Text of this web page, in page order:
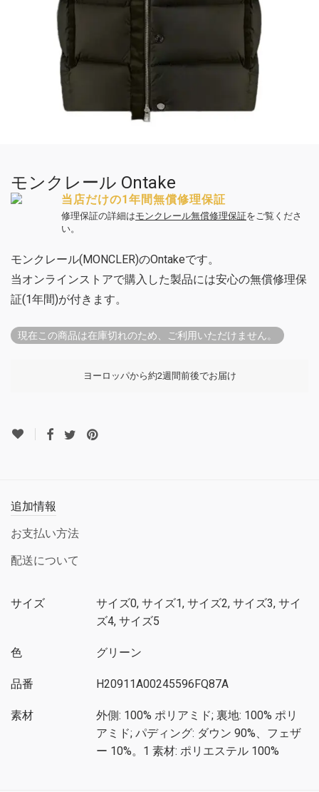
モンクレール Ontake
当店だけの1年間無償修理保証
修理保証の詳細はモンクレール無償修理保証をご覧くださ
い。
モンクレール(MONCLER)のOntakeです。
当オンラインストアで購入した製品には安心の無償修理保
証(1年間)が付きます。
現在この商品は在庫切れのため、ご利用いただけません。
ヨーロッパから約2週間前後でお届け
追加情報
お支払い方法
配送について
サイズ
サイズ0, サイズ1, サイズ2, サイズ3, サイ
ズ4, サイズ5
色 グリーン
品番 H20911A00245596FQ87A
素材
外側: 100% ポリアミド; 裏地: 100% ポリ
アミド; パディング: ダウン 90%、フェザ
ー 10%。1 素材: ポリエステル 100%